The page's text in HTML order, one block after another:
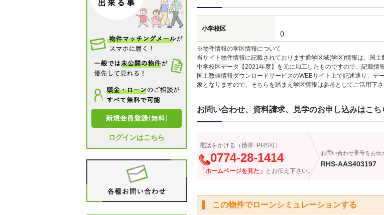
小学校区
()
※物件情報の学区情報について
当サイト物件情報に記載されております通学区域(学区)情報は、国
中学校区データ【2021年度】を元に加工したものですので、記載情
国土数値情報ダウンロードサービスのWEBサイト上で記述通り、
象となりますので、そちらを踏まえ学区情報は参考としてご活用下さ
お問い合わせ、資料請求、見学のお申し込みはこち
電話をかける（携帯･PHS可）
0774-28-1414
「ホームページを見た」 とお伝え下さい。
お問い合わせ番号をお伝
RHS-AAS403197
この物件でローンシミュレーションする
ログインはこちら